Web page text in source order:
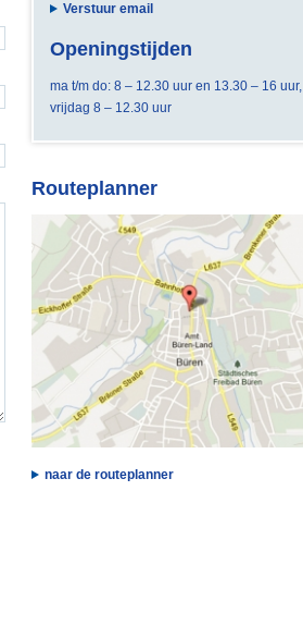
Verstuur email
Openingstijden
ma t/m do: 8 – 12.30 uur en 13.30 – 16 uur,
vrijdag 8 – 12.30 uur
Routeplanner
naar de routeplanner